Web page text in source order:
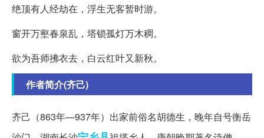
绝顶有人经劫在，浮生无客暂时游。
窗开万壑春泉乱，塔锁孤灯万木稠。
欲为吾师拂衣去，白云红叶又新秋。
作者简介(齐己)
齐己（863年—937年）出家前俗名胡德生，晚年自号衡岳